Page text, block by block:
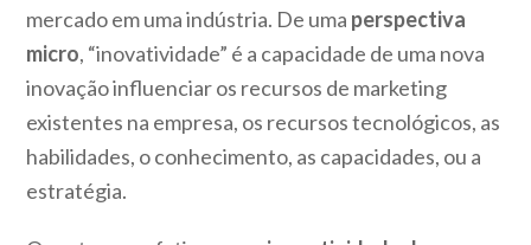
mercado em uma indústria. De uma perspectiva
micro, “inovatividade” é a capacidade de uma nova
inovação influenciar os recursos de marketing
existentes na empresa, os recursos tecnológicos, as
habilidades, o conhecimento, as capacidades, ou a
estratégia.